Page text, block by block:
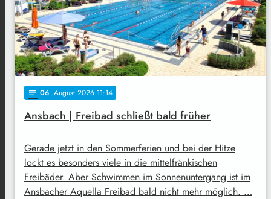
notes 06. August 2026 11:14
Ansbach | Freibad schließt bald früher
Gerade jetzt in den Sommerferien und bei der Hitze
lockt es besonders viele in die mittelfränkischen
Freibäder. Aber Schwimmen im Sonnenuntergang ist im
Ansbacher Aquella Freibad bald nicht mehr möglich. …